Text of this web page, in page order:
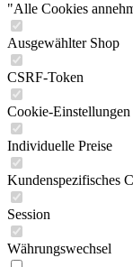
"Alle Cookies
Ausgewählter Shop
CSRF-Token
Cookie-Einstellungen
Individuelle Preise
Kundenspezifisches
Session
Währungswechsel